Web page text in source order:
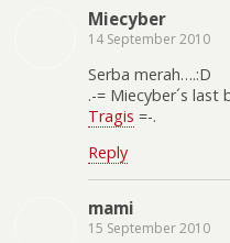
Miecyber
14 September 2010
Serba merah….:D
.-= Miecyber´s last
Tragis =-.
Reply
mami
15 September 2010